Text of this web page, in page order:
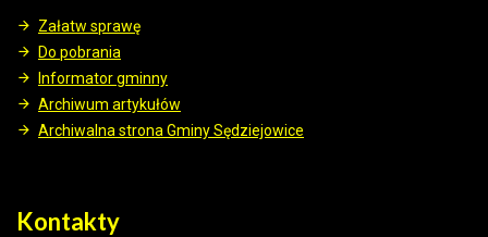
Załatw sprawę
Do pobrania
Informator gminny
Archiwum artykułów
Archiwalna strona Gminy Sędziejowice
Kontakty